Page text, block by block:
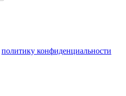
политику конфиденциальности